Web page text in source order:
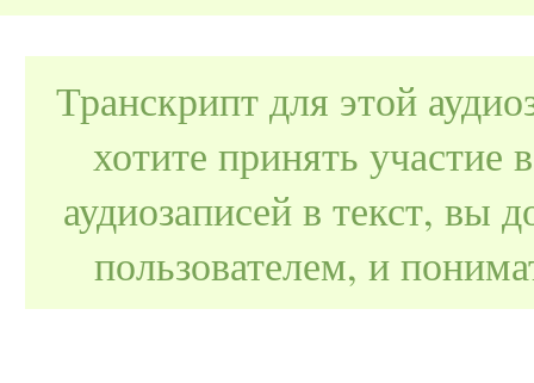
Транскрипт для этой
хотите принять
аудиозаписей в текст, вы
пользователем, и